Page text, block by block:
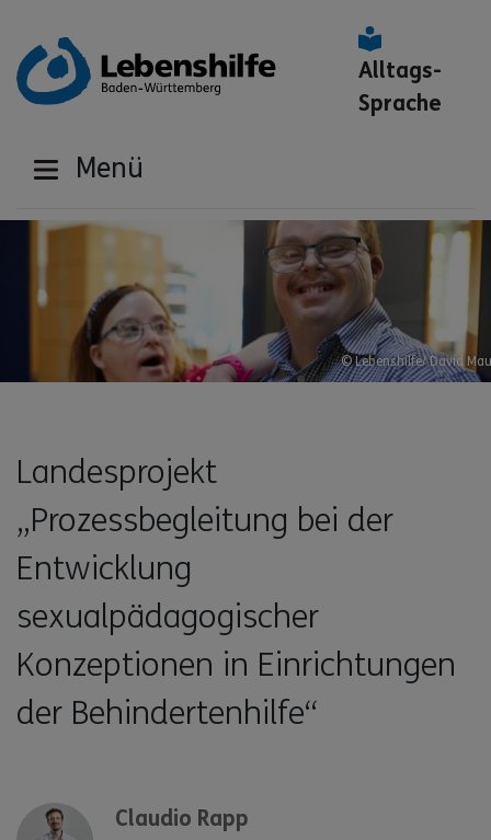
Alltags-
Sprache
Menü
© Lebenshilfe/ David
Landesprojekt
„Prozessbegleitung bei der
Entwicklung
sexualpädagogischer
Konzeptionen in Einrichtungen
der Behindertenhilfe“
Claudio Rapp